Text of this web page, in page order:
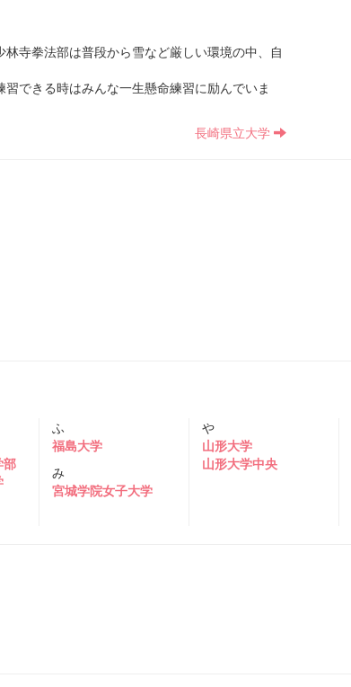
寺拳法部は普段から雪など厳しい環境の中、自
できる時はみんな一生懸命練習に励んでいま
長崎県立大学
部
ふ
福島大学
み
宮城学院女子大学
や
山形大学
山形大学中央